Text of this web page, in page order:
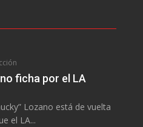
ficha por el LA
Lozano está de vuelta
el LA...